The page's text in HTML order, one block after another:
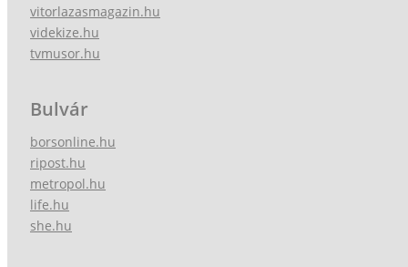
vitorlazasmagazin.hu
videkize.hu
tvmusor.hu
Bulvár
borsonline.hu
ripost.hu
metropol.hu
life.hu
she.hu